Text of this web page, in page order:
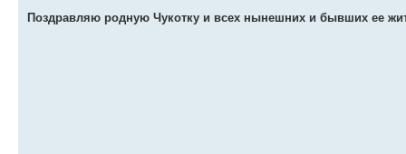
Поздравляю родную Чукотку и всех нынешних и бывших ее